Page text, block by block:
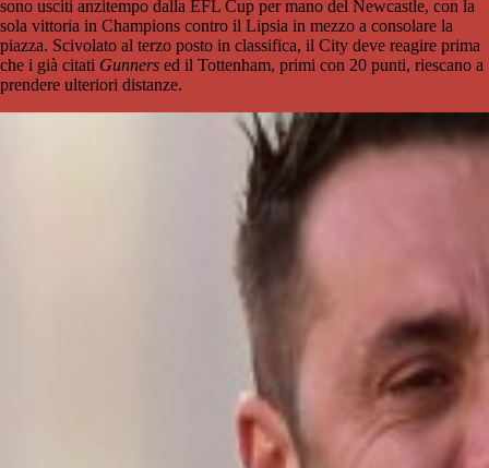
sono usciti anzitempo dalla EFL Cup per mano del Newcastle, con la
sola vittoria in Champions contro il Lipsia in mezzo a consolare la
piazza. Scivolato al terzo posto in classifica, il City deve reagire prima
che i già citati Gunners ed il Tottenham, primi con 20 punti, riescano a
prendere ulteriori distanze.